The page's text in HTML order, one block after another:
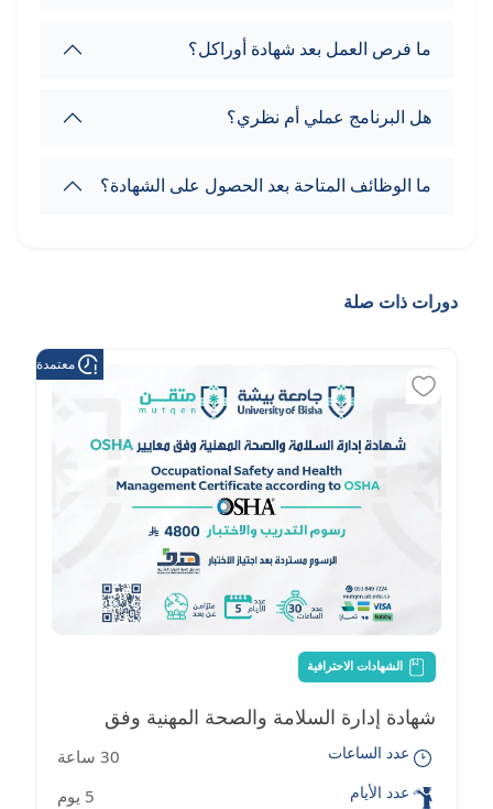
ما فرص العمل بعد شهادة أوراكل؟
هل البرنامج عملي أم نظري؟
ما الوظائف المتاحة بعد الحصول على الشهادة؟
دورات ذات صلة
الشهادات الاحترافية
معتمدة من
شهادة إدارة السلامة والصحة المهنية وفق
معايير OSHA
عدد الساعات 30 ساعة
عدد الأيام 5 يوم